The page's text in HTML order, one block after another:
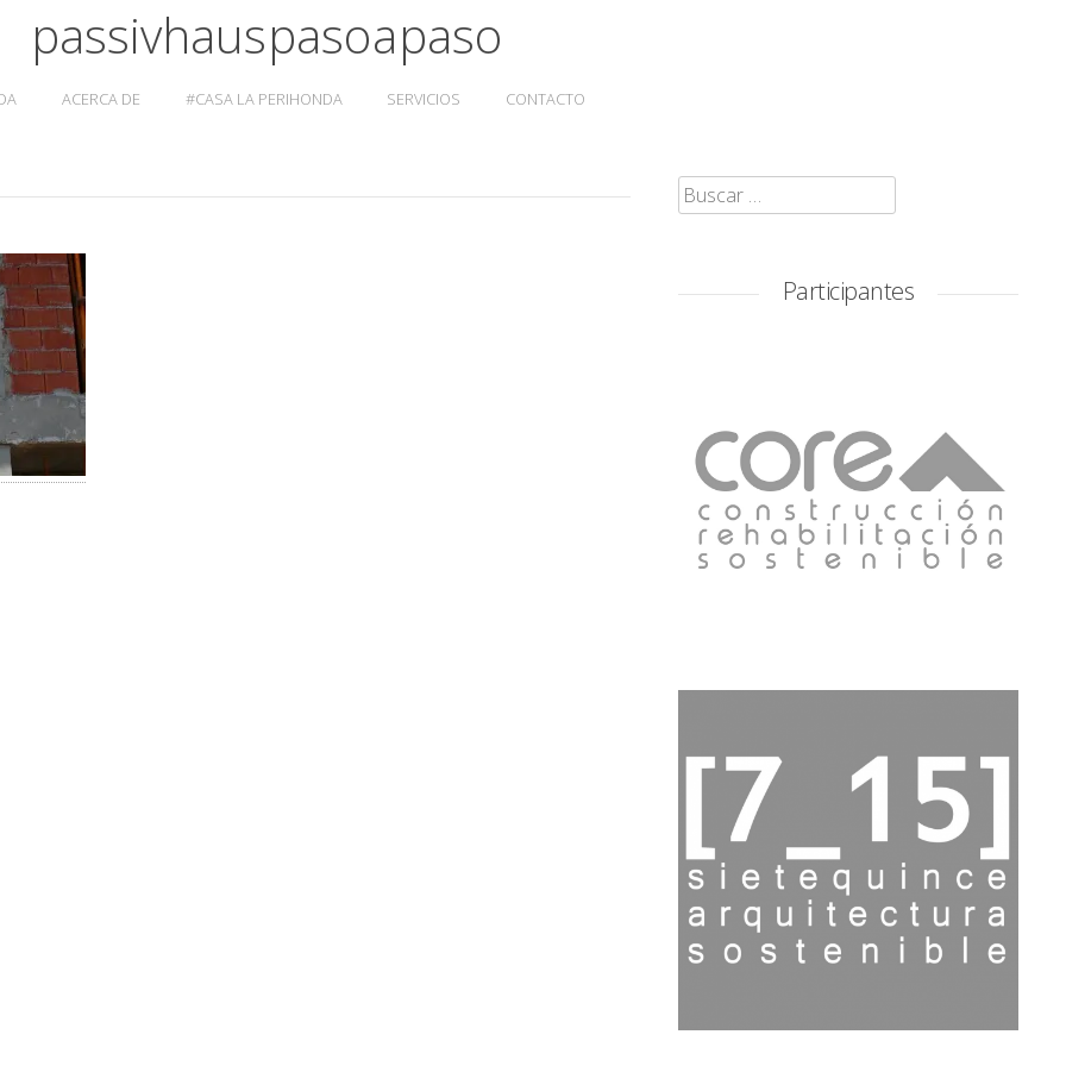
passivhaus paso a paso
ACERCA DE #CASA LA PERIHONDA SERVICIOS CONTACTO
Buscar:
Participantes